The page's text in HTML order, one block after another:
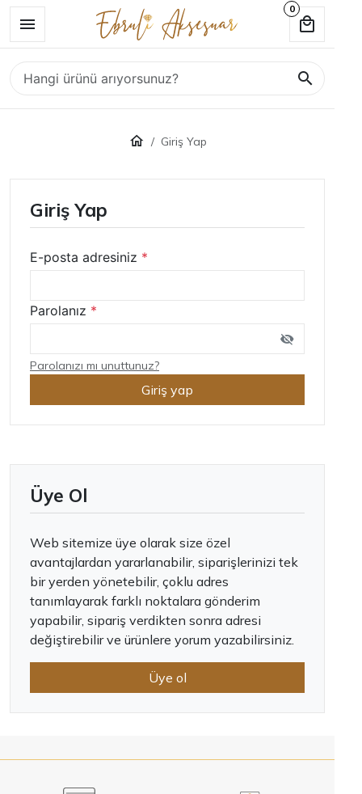
0
Giriş Yap
Giriş Yap
E-posta adresiniz *
Parolanız *
Parolanızı mı unuttunuz?
Giriş yap
Üye Ol
Web sitemize üye olarak size özel
avantajlardan yararlanabilir, siparişlerinizi tek
bir yerden yönetebilir, çoklu adres
tanımlayarak farklı noktalara gönderim
yapabilir, sipariş verdikten sonra adresi
değiştirebilir ve ürünlere yorum yazabilirsiniz.
Üye ol